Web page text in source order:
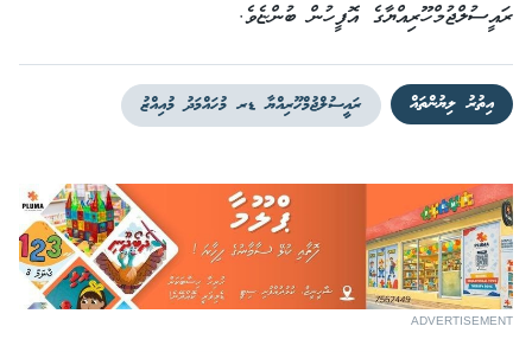
ރައީސުލްޖުމްހޫރިއްޔާގެ އޮފީހުން ބުންޏެވެ.
އިތުރު ލިޔުންތައް ރައީސުލްޖުމްހޫރިއްޔާ ޑރ މުހައްމަދު މުއިއްޒު
ADVERTISEMENT